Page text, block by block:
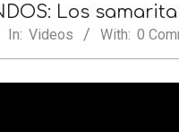
Los
In: Videos With: 0